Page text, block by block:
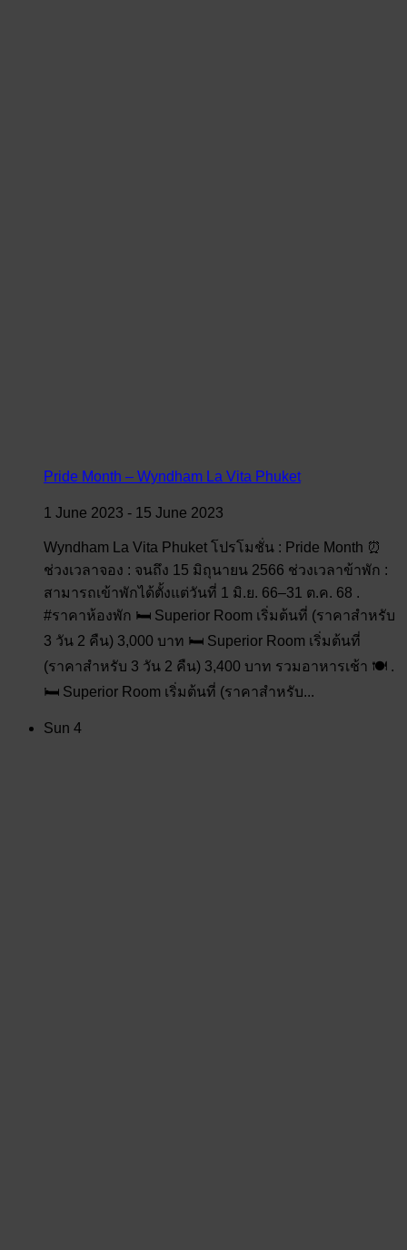
Pride Month – Wyndham La Vita Phuket
1 June 2023 - 15 June 2023
Wyndham La Vita Phuket โปรโมชั่น : Pride Month ⏰
ช่วงเวลาจอง : จนถึง 15 มิถุนายน 2566 ช่วงเวลาข้าพัก :
สามารถเข้าพักได้ตั้งแต่วันที่ 1 มิ.ย. 66–31 ต.ค. 68 .
#ราคาห้องพัก 🛏️ Superior Room เริ่มต้นที่ (ราคาสำหรับ
3 วัน 2 คืน) 3,000 บาท 🛏️ Superior Room เริ่มต้นที่
(ราคาสำหรับ 3 วัน 2 คืน) 3,400 บาท รวมอาหารเช้า 🍽️ .
🛏️ Superior Room เริ่มต้นที่ (ราคาสำหรับ...
Sun 4